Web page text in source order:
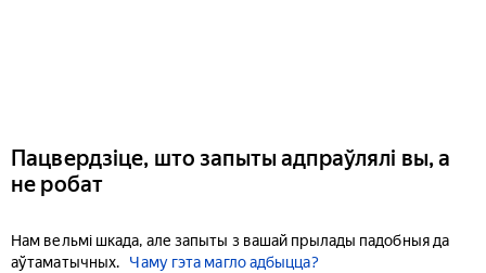
Пацвердзіце, што запыты адпраўлялі вы, а
не робат
Нам вельмі шкада, але запыты з вашай прылады падобныя да
аўтаматычных.
Чаму гэта магло адбыцца?